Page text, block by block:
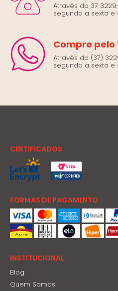
Através do 37
segunda a sexta e
Compre
Através do (37)
segunda a sexta e
CERTIFICADOS
FORMAS DE PAGAMENTO
INSTITUCIONAL
Blog
Quem Somos